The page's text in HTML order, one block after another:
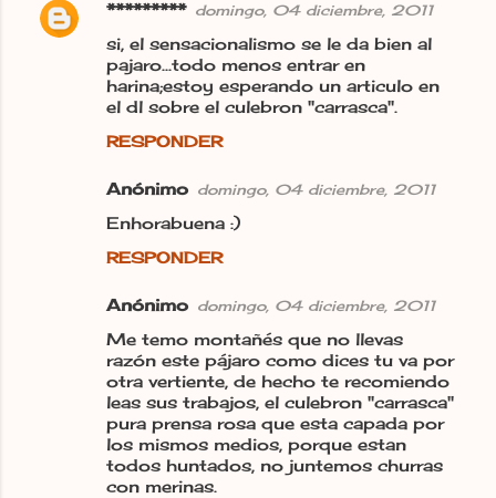
n
********* domingo, 04 diciembre, 2011
si, el sensacionalismo se le da bien al
pajaro...todo menos entrar en
harina;estoy esperando un articulo en
el dl sobre el culebron "carrasca".
RESPONDER
Anónimo domingo, 04 diciembre, 2011
Enhorabuena :)
RESPONDER
Anónimo domingo, 04 diciembre, 2011
Me temo montañés que no llevas
razón este pájaro como dices tu va por
otra vertiente, de hecho te recomiendo
leas sus trabajos, el culebron "carrasca"
pura prensa rosa que esta capada por
los mismos medios, porque estan
todos huntados, no juntemos churras
con merinas.